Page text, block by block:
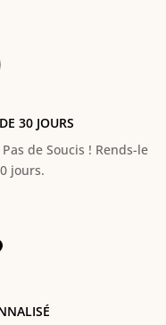
30 JOURS
de Soucis ! Rends-le
jours.